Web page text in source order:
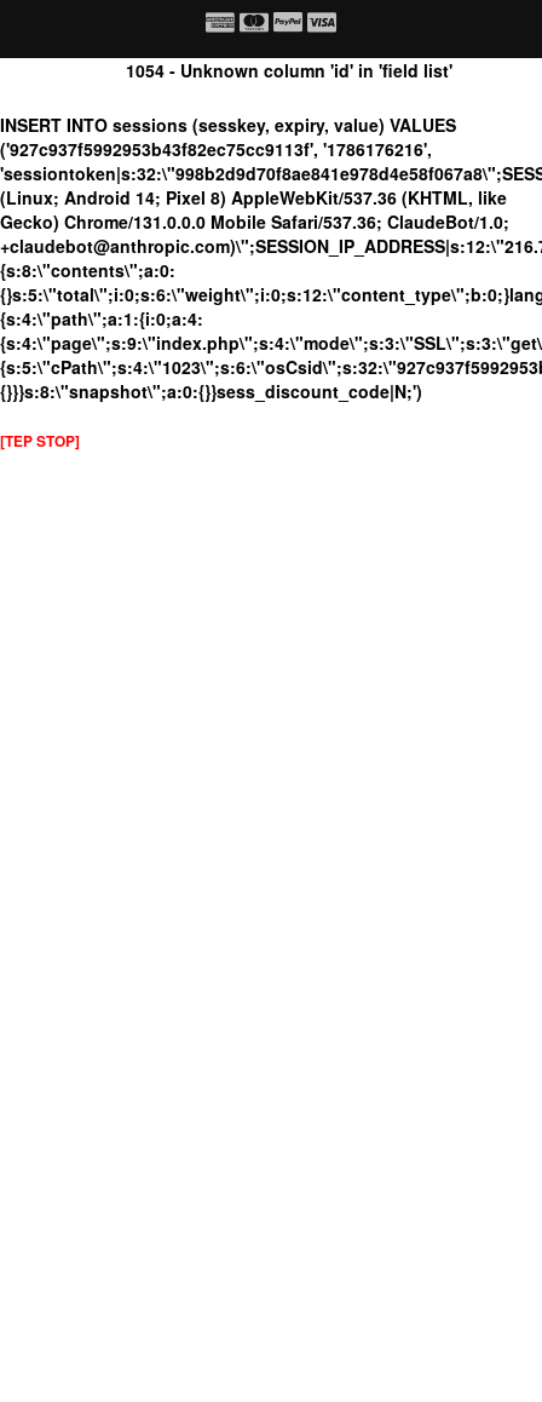
1054 - Unknown column 'id' in 'field list'
INSERT INTO sessions (sesskey, expiry, value) VALUES
('927c937f5992953b43f82ec75cc9113f', '1786176216',
(Linux; Android 14; Pixel 8) AppleWebKit/537.36 (KHTML, like
Gecko) Chrome/131.0.0.0 Mobile Safari/537.36; ClaudeBot/1.0;
{s:8:\"contents\";a:0:
{s:4:\"path\";a:1:{i:0;a:4:
{}}}s:8:\"snapshot\";a:0:{}}sess_discount_code|N;')
[TEP STOP]